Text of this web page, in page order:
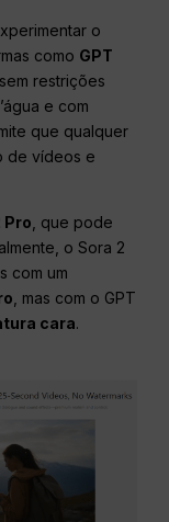
o
como GPT
restrições
e com
que qualquer
de vídeos e
Pro, que pode
o Sora 2
com um
, mas com o GPT
cara.